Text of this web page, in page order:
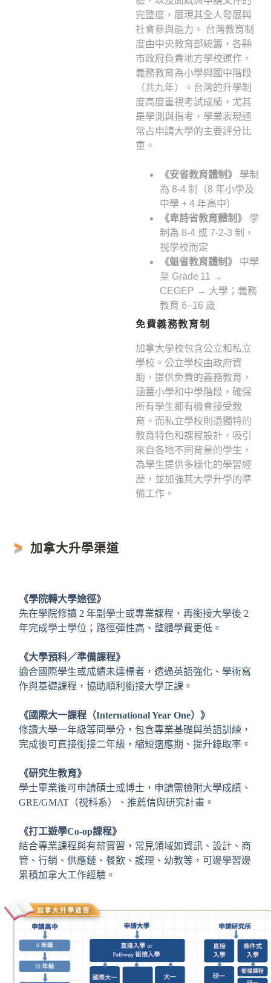
完整度，展現其全人發展與
社會參與能力。 台灣教育制
度由中央教育部統籌，各縣
市政府負責地方學校運作，
義務教育為小學與國中階段
（共九年）。台灣的升學制
度高度重視考試成績，尤其
是學測與指考，學業表現通
常占申請大學的主要評分比
重。
《安省教育體制》
學制
為 8-4 制（8 年小學及
中學 + 4 年高中）
《卑詩省教育體制》
學
制為 8-4 或 7-2-3 制，
視學校而定
《魁省教育體制》
中學
至 Grade 11 →
CEGEP → 大學；義務
教育 6–16 歲
免費義務教育制
加拿大學校包含公立和私立
學校。公立學校由政府資
助，提供免費的義務教育，
涵蓋小學和中學階段，確保
所有學生都有機會接受教
育。而私立學校則憑獨特的
教育特色和課程設計，吸引
來自各地不同背景的學生，
為學生提供多樣化的學習經
歷，並加強其大學升學的準
備工作。
加拿大升學渠道
《學院轉大學途徑》
先在學院修讀 2 年副學士或專業課程，再銜接大學後 2
年完成學士學位；路徑彈性高、整體學費更低。
《大學預科／準備課程》
適合國際學生或成績未達標者，透過英語強化、學術寫
作與基礎課程，協助順利銜接大學正課。
《國際大一課程（International Year One）》
修讀大學一年級等同學分，包含專業基礎與英語訓練，
完成後可直接銜接二年級，縮短適應期、提升錄取率。
《研究生教育》
學士畢業後可申請碩士或博士，申請需檢附大學成績、
GRE/GMAT（視科系）、推薦信與研究計畫。
《打工遊學Co-op課程》
結合專業課程與有薪實習，常見領域如資訊、設計、商
管、行銷、供應鏈、餐飲、護理、幼教等，可邊學習邊
累積加拿大工作經驗。